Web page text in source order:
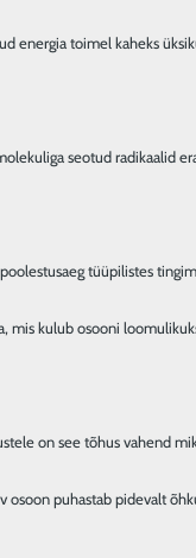
toimel kaheks
seotud
tüüpilistes
kulub osooni
on see tõhus vahend
puhastab